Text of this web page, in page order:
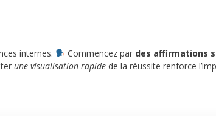
internes. Commencez par des affirmations
une visualisation rapide de la réussite renforce